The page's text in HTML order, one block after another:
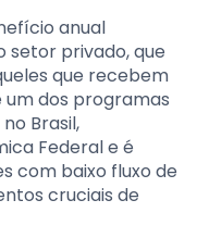
anual
setor privado, que
que recebem
um dos programas
Brasil,
Federal e é
com baixo fluxo de
cruciais de